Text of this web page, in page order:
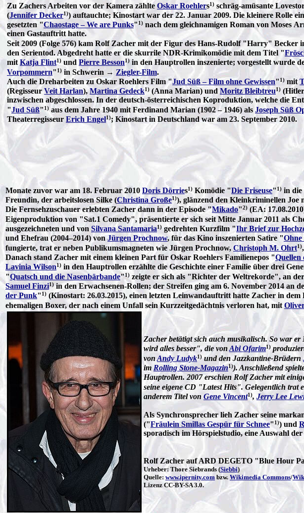
Zu Zachers Arbeiten vor der Kamera zählte Oskar Roehlers1) schräg-amüsante
(Jennifer Decker1)) auftauchte; Kinostart war der 22. Januar 2009. Die kleinere Rolle
gesetzten "Chaostage – We are Punks" 1) nach dem gleichnamigen Roman von Moses
einen Gastauftritt hatte.
Seit 2009 (Folge 576) kam Rolf Zacher mit der Figur des Hans-Rudolf "Harry" Becker
den Serientod. Abgedreht hatte er die skurrile NDR-Krimikomödie mit dem Titel "
mit Katja Flint1) und Pierre Besson1) in den Hauptrollen inszenierte; vorgestellt wurde
Vorpommern" 1) in Schwerin → Ziegler-Film.
Auch die Dreharbeiten zu Oskar Roehlers Film "Jud Süß – Film ohne Gewissen" 1) mit
(RegisseurVeit Harlan),Martina Gedeck1) (Anna Marian) und Moritz Bleibtreu1)
inzwischen abgeschlossen. In der deutsch-österreichischen Koproduktion, welche die
"Jud Süß"1) aus dem Jahre 1940 mit Ferdinand Marian (1902 – 1946) als Joseph Süß
Theaterregisseur Erich Engel1); Kinostart in Deutschland war am 23. September 2010.
Monate zuvor war am 18. Februar 2010 Doris Dörries1) Komödie "Die Friseuse"1) in die
Freundin, der arbeitslosen Silke (Christina Große1)), glänzend den Kleinkriminellen Joe
Die Fernsehzuschauer erlebten Zacher dann in der Episode "Mikado"2) (EA:
Eigenproduktion von "Sat.1 Comedy", präsentierte er sich seit Mitte Januar 2011 als
ausgezeichneten und von Silvana Santamaria1)gedrehten Kurzfilm "Ihr Brief zur
und Ehefrau (2004–2014) vonJürgen Prochnow, für das Kino inszenierten Satire "Ohne
fungierte, trat er neben Publikumsmagneten wie Jürgen Prochnow, Christoph M. Ohrt1),
Danach stand Zacher mit einem kleinen Part für Oskar Roehlers Familienepos "Quellen
Lavinia Wilson1) in den Hauptrollen erzählte die Geschichte einer Familie über drei
"Quatsch und die Nasenbärbande"1) zeigte er sich als "Richter der Weltrekorde", an
Samuel Finzi1)in den Erwachsenen-Rollen; der Streifen ging am 6. November 2014 an
der Punk" 1) (Kinostart: 26.03.2015), einen letzten Leinwandauftritt hatte Zacher in dem
ehemaligen Boxer, der nach einem Unfall sein Kurzzeitgedächtnis verloren hat, mit
Zacher betätigt sich auch musikalisch. So war
wird alles besser", die von Abi Ofarim1)
vonAndy Ludyk1) und den Jazzkantine-Brüdern
im Rolling Stone-Magazin1)). Anschließend
Hauptrollen. 2007 erschien Rolf Zacher mit
seine eigene CD "Latest Hits". Gelegentlich trat
anderem Titel von Gene Vincent1), Jerry Lee
Als Synchronsprecher lieh Zacher seine
("Fräulein Smillas Gespür für Schnee" 1)) und
sporadisch im Hörspielstudio, eine Auswahl
Rolf Zacher auf ARD DEGETO "Blue Hour
Urheber: Thore Siebrands (Siebbi)
Quelle: www.ipernity.com bzw. Wikimedia Commons/
Lizenz CC-BY-SA 3.0.